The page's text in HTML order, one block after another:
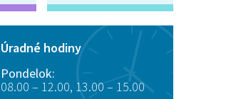
Úradné hodiny
Pondelok:
08.00 – 12.00, 13.00 – 15.00